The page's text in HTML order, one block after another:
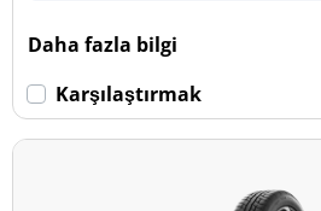
Daha fazla bilgi
Karşılaştırmak